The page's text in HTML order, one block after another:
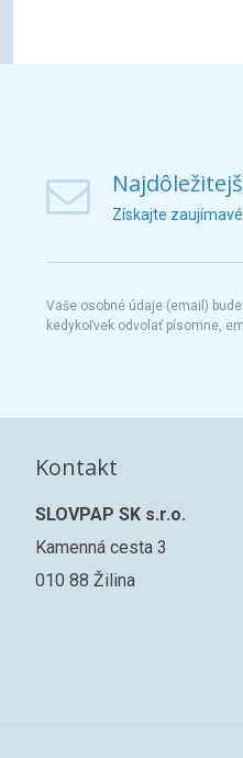
Získajte
Vaše osobné údaje (email)
kedykoľvek odvolať písomne,
Kontakt
SLOVPAP SK s.r.o.
Kamenná cesta 3
010 88 Žilina